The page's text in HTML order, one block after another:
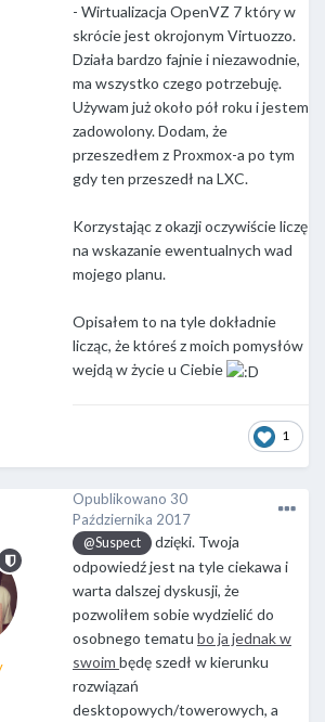
- Wirtualizacja OpenVZ 7 który w
skrócie jest okrojonym Virtuozzo.
Działa bardzo fajnie i niezawodnie,
ma wszystko czego potrzebuję.
Używam już około pół roku i jestem
zadowolony. Dodam, że
przeszedłem z Proxmox-a po tym
gdy ten przeszedł na LXC.
Korzystając z okazji oczywiście liczę
na wskazanie ewentualnych wad
mojego planu.
Opisałem to na tyle dokładnie
licząc, że któreś z moich pomysłów
wejdą w życie u Ciebie
1
Opublikowano 30
Października 2017
@Suspect
dzięki. Twoja
odpowiedź jest na tyle ciekawa i
warta dalszej dyskusji, że
pozwoliłem sobie wydzielić do
osobnego tematu bo ja jednak w
swoim będę szedł w kierunku
rozwiązań
desktopowych/towerowych, a